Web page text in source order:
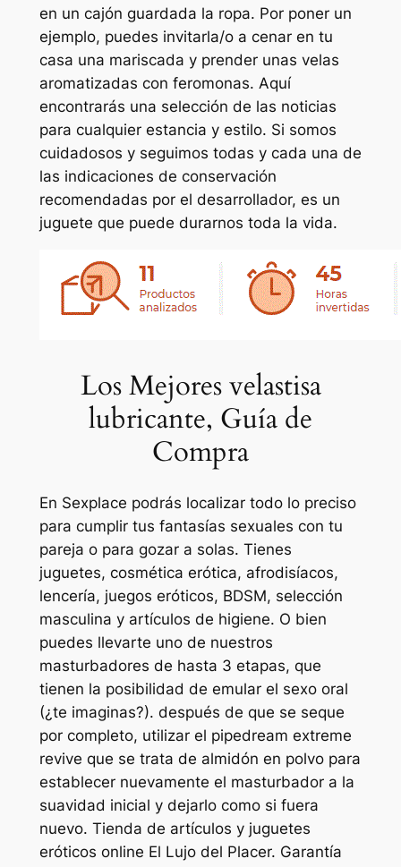
en un cajón guardada la ropa. Por poner un
ejemplo, puedes invitarla/o a cenar en tu
casa una mariscada y prender unas velas
aromatizadas con feromonas. Aquí
encontrarás una selección de las noticias
para cualquier estancia y estilo. Si somos
cuidadosos y seguimos todas y cada una de
las indicaciones de conservación
recomendadas por el desarrollador, es un
juguete que puede durarnos toda la vida.
Los Mejores velastisa
lubricante, Guía de
Compra
En Sexplace podrás localizar todo lo preciso
para cumplir tus fantasías sexuales con tu
pareja o para gozar a solas. Tienes
juguetes, cosmética erótica, afrodisíacos,
lencería, juegos eróticos, BDSM, selección
masculina y artículos de higiene. O bien
puedes llevarte uno de nuestros
masturbadores de hasta 3 etapas, que
tienen la posibilidad de emular el sexo oral
(¿te imaginas?). después de que se seque
por completo, utilizar el pipedream extreme
revive que se trata de almidón en polvo para
establecer nuevamente el masturbador a la
suavidad inicial y dejarlo como si fuera
nuevo. Tienda de artículos y juguetes
eróticos online El Lujo del Placer. Garantía